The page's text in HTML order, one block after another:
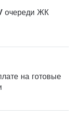
очереди ЖК
на готовые